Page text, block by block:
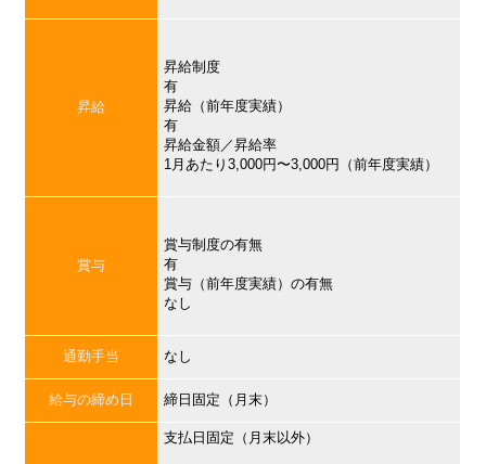
昇給
昇給制度
有
昇給（前年度実績）
有
昇給金額／昇給率
1月あたり3,000円〜3,000円（前年度実績）
賞与
賞与制度の有無
有
賞与（前年度実績）の有無
なし
通勤手当 なし
給与の締め日 締日固定（月末）
支払日固定（月末以外）